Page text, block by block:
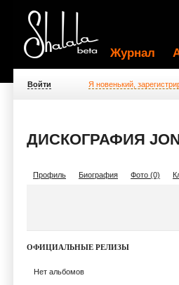
Журнал
Войти Я новенький,
ДИСКОГРАФИЯ
Профиль Биография Фото (0)
ОФИЦИАЛЬНЫЕ РЕЛИЗЫ
Нет альбомов